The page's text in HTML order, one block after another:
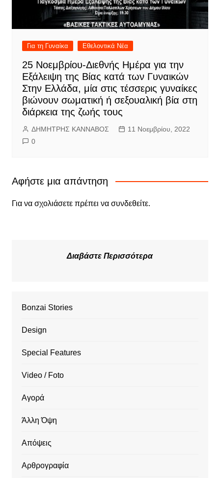
Για τη Γυναίκα Εθελοντικά Νέα
25 Νοεμβρίου-Διεθνής Ημέρα για την
Εξάλειψη της Βίας κατά των Γυναικών
Στην Ελλάδα, μία στις τέσσερις γυναίκες
βιώνουν σωματική ή σεξουαλική βία στη
διάρκεια της ζωής τους
ΔΗΜΗΤΡΗΣ ΚΑΝΝΑΒΟΣ
11 Νοεμβρίου, 2022
0
Αφήστε μια απάντηση
Για να σχολιάσετε πρέπει να συνδεθείτε.
Διαβάστε Περισσότερα
Bonzai Stories
Design
Special Features
Video / Foto
Αγορά
Άλλη Όψη
Απόψεις
Αρθρογραφία